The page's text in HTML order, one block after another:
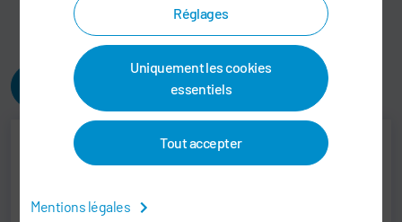
Réglages
Uniquement les cookies
essentiels
Tout accepter
Mentions légales
paramètres et de la configuration
N’hésitez pas à nous contacter !